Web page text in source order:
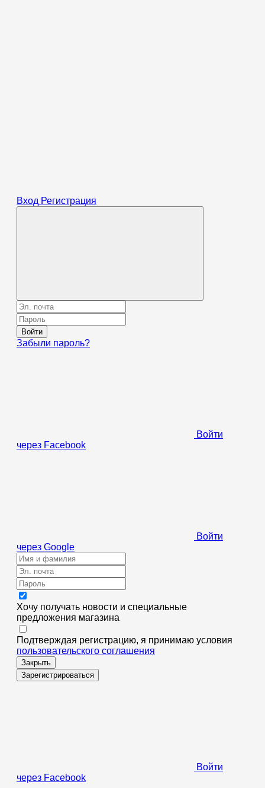
Вход Регистрация
Войти
Забыли пароль?
Войти
через Facebook
Войти
через Google
Хочу получать новости и специальные
предложения магазина
Подтверждая регистрацию, я принимаю условия
пользовательского соглашения
Закрыть
Зарегистрироваться
Войти
через Facebook